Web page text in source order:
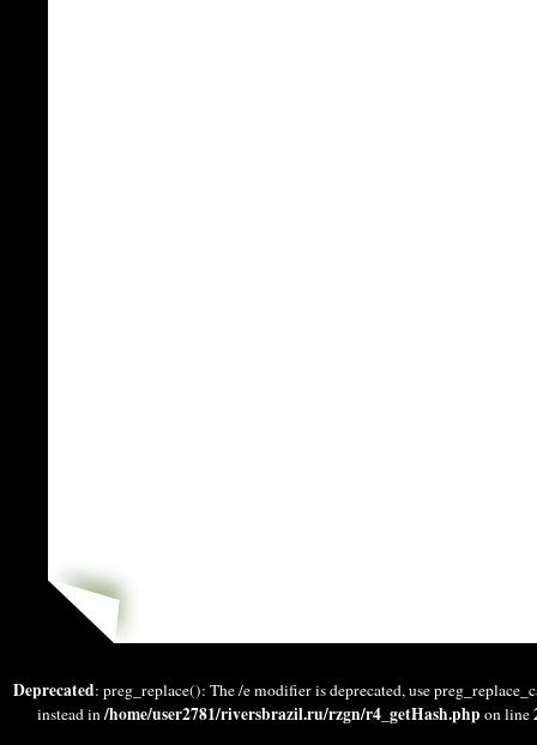
Deprecated: preg_replace(): The /e modifier is deprecated, use
instead in/home/user2781/riversbrazil.ru/rzgn/r4_getHash.php on line